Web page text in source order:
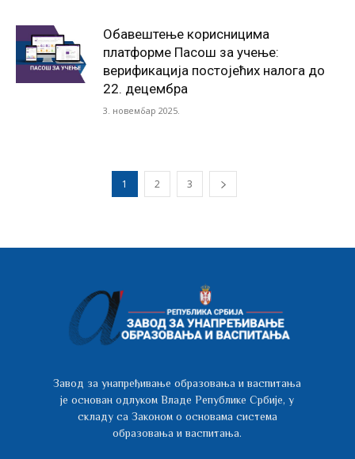
Обавештење корисницима
платформе Пасош за учење:
верификација постојећих налога до
22. децембра
3. новембар 2025.
1 2 3
Завод за унапређивање образовања и васпитања
је основан одлуком Владе Републике Србије, у
складу са Законом о основама система
образовања и васпитања.